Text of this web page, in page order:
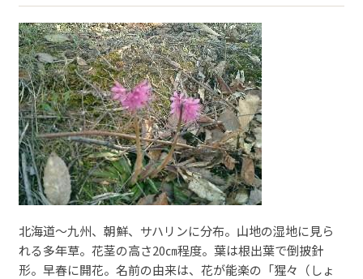
北海道～九州、朝鮮、サハリンに分布。山地の湿地に見ら
れる多年草。花茎の高さ20㎝程度。葉は根出葉で倒披針
形。早春に開花。名前の由来は、花が能楽の「猩々（しょ